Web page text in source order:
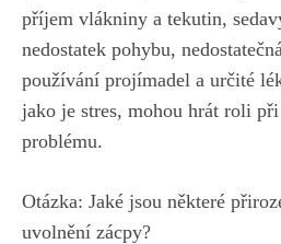
příjem vlákniny a tekutin,
nedostatek pohybu,
používání projímadel a určité
jako je stres, mohou hrát roli
problému.
Otázka: Jaké jsou některé
uvolnění zácpy?